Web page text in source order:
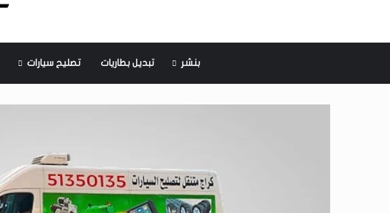
بنشر تبديل بطاريات تصليح سيارات